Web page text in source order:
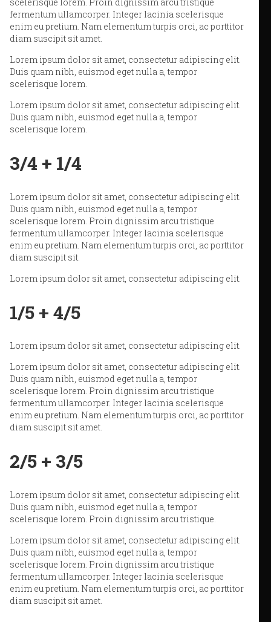
fermentum ullamcorper. Integer lacinia scelerisque
enim eu pretium. Nam elementum turpis orci, ac porttitor
diam suscipit sit amet.
Lorem ipsum dolor sit amet, consectetur adipiscing elit.
Duis quam nibh, euismod eget nulla a, tempor
scelerisque lorem.
Lorem ipsum dolor sit amet, consectetur adipiscing elit.
Duis quam nibh, euismod eget nulla a, tempor
scelerisque lorem.
3/4 + 1/4
Lorem ipsum dolor sit amet, consectetur adipiscing elit.
Duis quam nibh, euismod eget nulla a, tempor
scelerisque lorem. Proin dignissim arcu tristique
fermentum ullamcorper. Integer lacinia scelerisque
enim eu pretium. Nam elementum turpis orci, ac porttitor
diam suscipit sit.
Lorem ipsum dolor sit amet, consectetur adipiscing elit.
1/5 + 4/5
Lorem ipsum dolor sit amet, consectetur adipiscing elit.
Lorem ipsum dolor sit amet, consectetur adipiscing elit.
Duis quam nibh, euismod eget nulla a, tempor
scelerisque lorem. Proin dignissim arcu tristique
fermentum ullamcorper. Integer lacinia scelerisque
enim eu pretium. Nam elementum turpis orci, ac porttitor
diam suscipit sit amet.
2/5 + 3/5
Lorem ipsum dolor sit amet, consectetur adipiscing elit.
Duis quam nibh, euismod eget nulla a, tempor
scelerisque lorem. Proin dignissim arcu tristique.
Lorem ipsum dolor sit amet, consectetur adipiscing elit.
Duis quam nibh, euismod eget nulla a, tempor
scelerisque lorem. Proin dignissim arcu tristique
fermentum ullamcorper. Integer lacinia scelerisque
enim eu pretium. Nam elementum turpis orci, ac porttitor
diam suscipit sit amet.